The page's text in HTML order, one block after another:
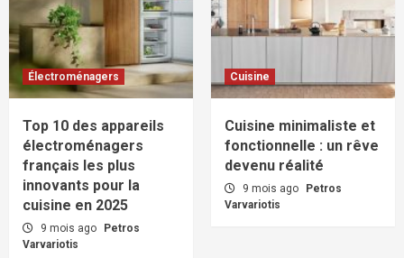
Électroménagers
Top 10 des appareils
électroménagers
français les plus
innovants pour la
cuisine en 2025
9 mois ago
Petros
Varvariotis
Cuisine
Cuisine minimaliste et
fonctionnelle : un rêve
devenu réalité
9 mois ago
Petros
Varvariotis